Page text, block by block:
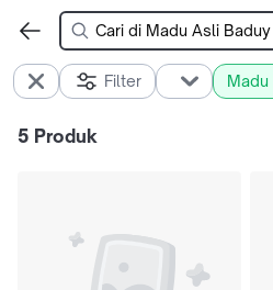
Filter Madu
5 Produk